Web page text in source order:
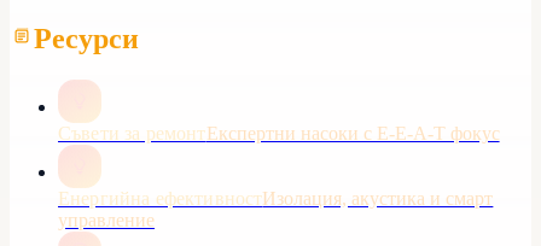
Ресурси
Съвети за ремонтЕкспертни насоки с E-E-A-T фокус
Енергийна ефективностИзолация, акустика и смарт
управление